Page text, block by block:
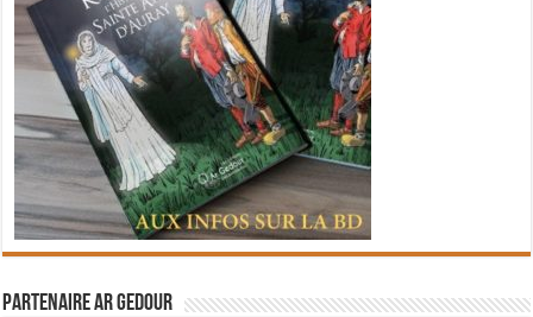
Partenaire Ar Gedour